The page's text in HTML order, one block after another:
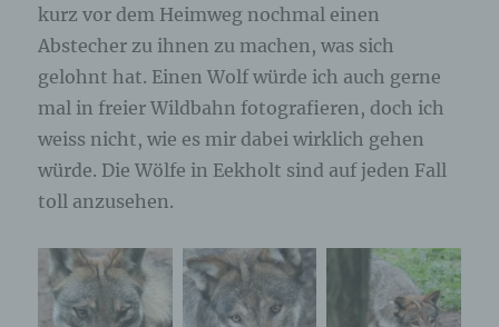
kurz vor dem Heimweg nochmal einen
Abstecher zu ihnen zu machen, was sich
gelohnt hat. Einen Wolf würde ich auch gerne
mal in freier Wildbahn fotografieren, doch ich
weiss nicht, wie es mir dabei wirklich gehen
würde. Die Wölfe in Eekholt sind auf jeden Fall
toll anzusehen.